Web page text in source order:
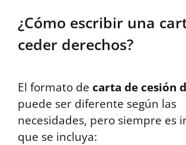
¿Cómo escribir una
ceder derechos?
El formato de carta de cesión
puede ser diferente según las
necesidades, pero siempre es
que se incluya: